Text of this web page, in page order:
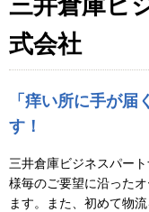
式会社
「痒い所に手が届
す！
三井倉庫ビジネスパー
様毎のご要望に沿った
ます。また、初めて物